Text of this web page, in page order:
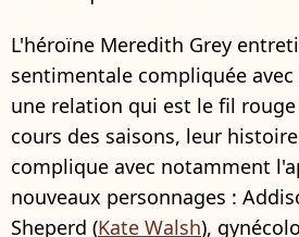
L'héroïne Meredith Grey
sentimentale compliquée avec
une relation qui est le fil rouge
cours des saisons, leur
complique avec notamment
nouveaux personnages :
Sheperd (Kate Walsh),